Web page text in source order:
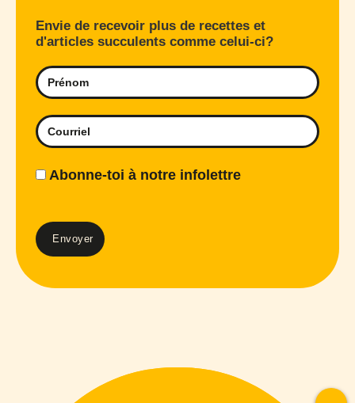
Envie de recevoir plus de recettes et
d'articles succulents comme celui-ci?
Abonne-toi à notre infolettre